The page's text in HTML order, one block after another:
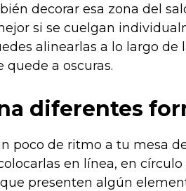
decorar esa zona del
si se cuelgan
alinearlas a lo largo de
quede a oscuras.
diferentes
poco de ritmo a tu mesa
en línea, en
presenten algún